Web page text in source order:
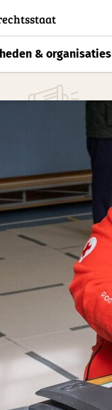
& organisaties